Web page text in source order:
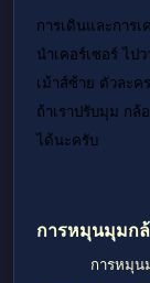
การเดินและการ
นำเคอร์เซอร์ ไป
เม้าส์ซ้าย ตัวละค
ถ้าเราปรับมุม กล้
ได้นะครับ
การหมุนมุมก
การหมุน